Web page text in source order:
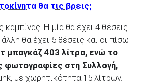
θα τις βρεις;
Η μία θα έχει 4 θέσεις
θα έχει 5 θέσεις και οι πίσω
μπαγκάζ 403 λίτρα, ενώ το
φωτογραφίες στη Συλλογή,
με χωρητικότητα 15 λίτρων.